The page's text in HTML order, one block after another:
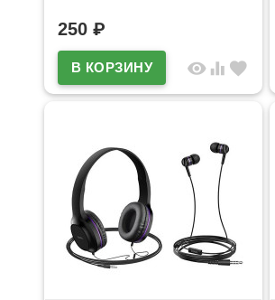
250 ₽
visibility equalizer favorite